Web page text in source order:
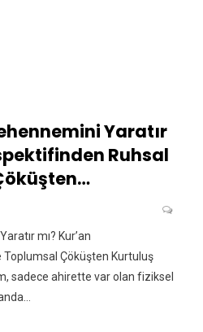
Yaratır
Ruhsal
mı? Kur’an
Çöküşten Kurtuluş
sadece ahirette var olan fiziksel